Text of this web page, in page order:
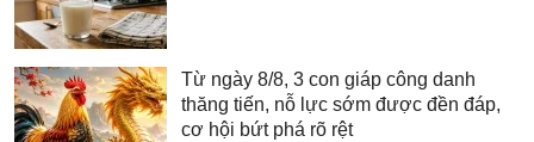
Từ ngày 8/8, 3 con giáp công danh
thăng tiến, nỗ lực sớm được đền đáp,
cơ hội bứt phá rõ rệt